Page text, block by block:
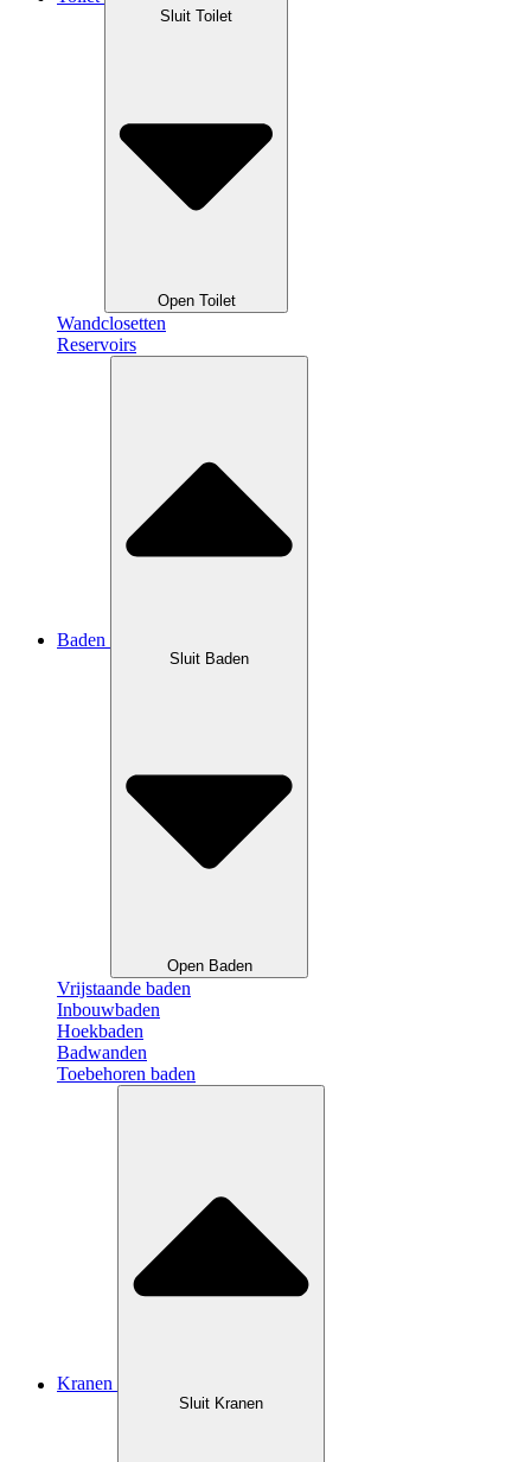
Sluit Toilet
Open Toilet
Wandclosetten
Reservoirs
Baden
Sluit Baden
Open Baden
Vrijstaande baden
Inbouwbaden
Hoekbaden
Badwanden
Toebehoren baden
Kranen
Sluit Kranen